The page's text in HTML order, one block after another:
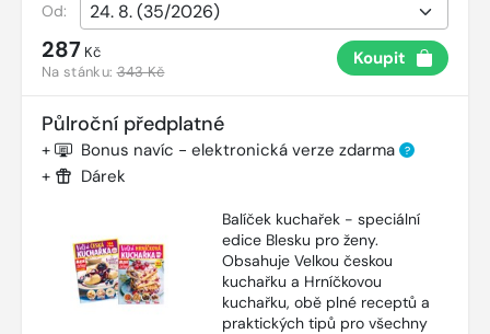
Od:
287 Kč
Na stánku:343 Kč
Koupit
Půlroční předplatné
+ Bonus navíc - elektronická verze zdarma ?
+ Dárek
Balíček kuchařek - speciální
edice Blesku pro ženy.
Obsahuje Velkou českou
kuchařku a Hrníčkovou
kuchařku, obě plné receptů a
praktických tipů pro všechny